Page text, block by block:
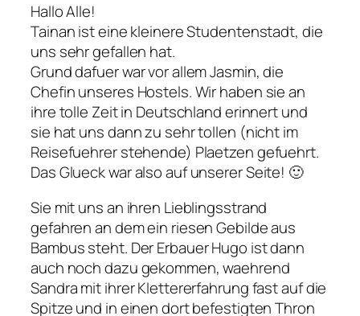
Hallo Alle!
Tainan ist eine kleinere Studentenstadt, die
uns sehr gefallen hat.
Grund dafuer war vor allem Jasmin, die
Chefin unseres Hostels. Wir haben sie an
ihre tolle Zeit in Deutschland erinnert und
sie hat uns dann zu sehr tollen (nicht im
Reisefuehrer stehende) Plaetzen gefuehrt.
Das Glueck war also auf unserer Seite! 🙂
Sie mit uns an ihren Lieblingsstrand
gefahren an dem ein riesen Gebilde aus
Bambus steht. Der Erbauer Hugo ist dann
auch noch dazu gekommen, waehrend
Sandra mit ihrer Klettererfahrung fast auf die
Spitze und in einen dort befestigten Thron